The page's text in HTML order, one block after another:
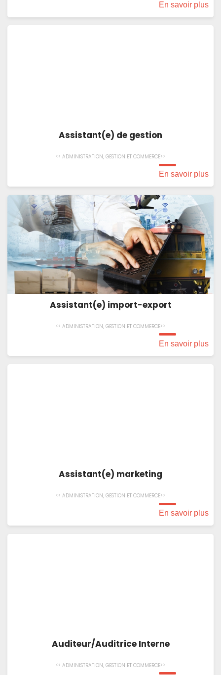
En savoir plus
Assistant(e) de gestion
<< ADMINISTRATION, GESTION ET COMMERCE>>
En savoir plus
Assistant(e) import-export
<< ADMINISTRATION, GESTION ET COMMERCE>>
En savoir plus
Assistant(e) marketing
<< ADMINISTRATION, GESTION ET COMMERCE>>
En savoir plus
Auditeur/Auditrice Interne
<< ADMINISTRATION, GESTION ET COMMERCE>>